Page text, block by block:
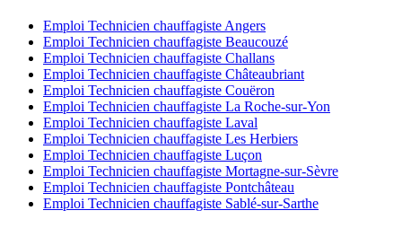
Emploi Technicien chauffagiste Angers
Emploi Technicien chauffagiste Beaucouzé
Emploi Technicien chauffagiste Challans
Emploi Technicien chauffagiste Châteaubriant
Emploi Technicien chauffagiste Couëron
Emploi Technicien chauffagiste La Roche-sur-Yon
Emploi Technicien chauffagiste Laval
Emploi Technicien chauffagiste Les Herbiers
Emploi Technicien chauffagiste Luçon
Emploi Technicien chauffagiste Mortagne-sur-Sèvre
Emploi Technicien chauffagiste Pontchâteau
Emploi Technicien chauffagiste Sablé-sur-Sarthe